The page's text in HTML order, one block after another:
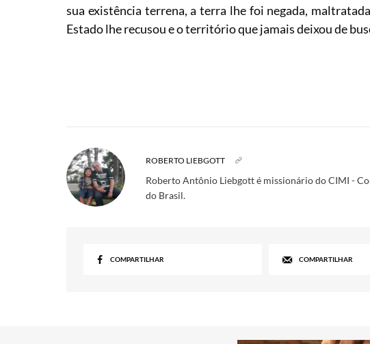
sua existência terrena, a terra lhe foi negada,
Estado lhe recusou e o território que jamais deixou de
ROBERTO LIEBGOTT
Roberto Antônio Liebgott é missionário do CIMI -
do Brasil.
COMPARTILHAR COMPARTILHAR